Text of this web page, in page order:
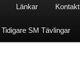
Länkar Kontakt
Tidigare SM Tävlingar